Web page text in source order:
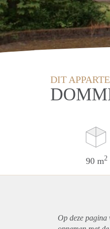
DIT
90 m2
Op deze